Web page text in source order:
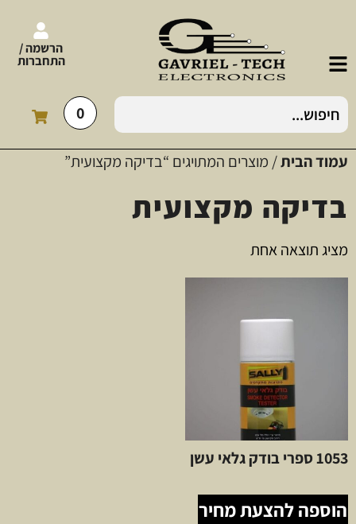
הרשמה /
התחברות
0
עמוד הבית/ מוצרים המתויגים “בדיקה מקצועית”
בדיקה מקצועית
מציג תוצאה אחת
1053 ספרי בודק גלאי עשן
הוספה להצעת מחיר